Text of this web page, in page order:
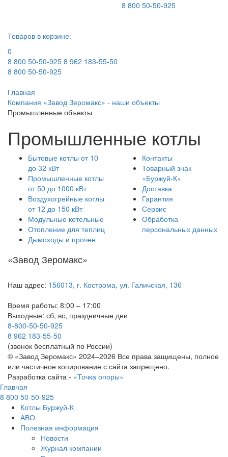
8 800 50-50-925
Товаров в корзине:
0
8 800 50-50-925 8 962 183-55-50
8 800 50-50-925
Главная
Компания «Завод Зеромакс» - наши объекты
Промышленные объекты
Промышленные котлы
Бытовые котлы от 10
до 32 кВт
Промышленные котлы
от 50 до 1000 кВт
Воздухогрейные котлы
от 12 до 150 кВт
Модульные котельные
Отопление для теплиц
Дымоходы и прочее
Контакты
Товарный знак
«Буржуй-К»
Доставка
Гарантия
Сервис
Обработка
персональных данных
«Завод Зеромакс»
Наш адрес: 156013, г. Кострома, ул. Галичская, 136
Время работы: 8:00 – 17:00
Выходные: сб, вс, праздничные дни
8-800-50-50-925
8 962 183-55-50
(звонок бесплатный по России)
© «Завод Зеромакс» 2024–2026 Все права защищены, полное
или частичное копирование с сайта запрещено.
Разработка сайта - «Точка опоры»
Главная
8 800 50-50-925
Котлы Буржуй-К
АВО
Полезная информация
Новости
Журнал компании